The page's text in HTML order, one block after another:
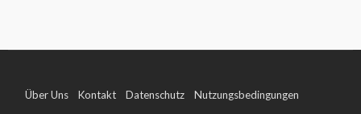
Über Uns Kontakt Datenschutz Nutzungsbedingungen